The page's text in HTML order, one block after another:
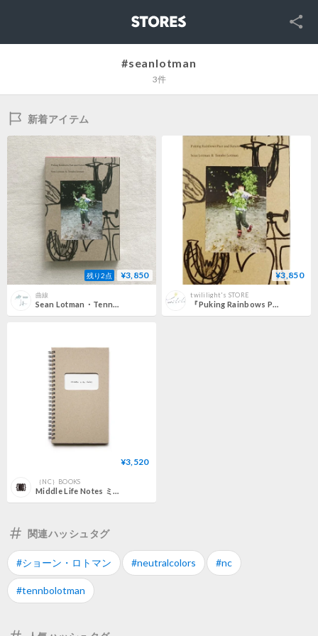
SNS
#seanlotman
3件
新着アイテム
残り2点 ¥3,850
曲線
Sean Lotman・Tennbo Lotman｜Puking Rainbows Past and Future
¥3,850
twililight's STORE
『Puking Rainbows Past and Future』Sean Lotman & Tennbo Lotman
¥3,520
｛NC｝BOOKS
Middle Life Notes ミドル・ライフ・ノーツ
関連ハッシュタグ
#ショーン・ロトマン #neutralcolors #nc
#tennbolotman